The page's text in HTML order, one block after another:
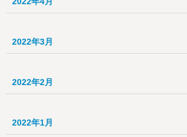
2022年3月
2022年2月
2022年1月